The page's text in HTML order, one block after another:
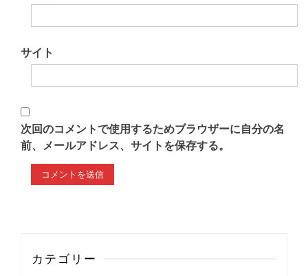
サイト
次回のコメントで使用するためブラウザーに自分の名
前、メールアドレス、サイトを保存する。
カテゴリー